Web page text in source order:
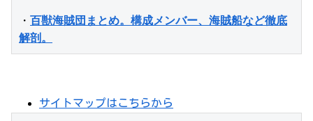
・ 百獣海賊団まとめ。構成メンバー、海賊船など徹底
解剖。
サイトマップはこちらから